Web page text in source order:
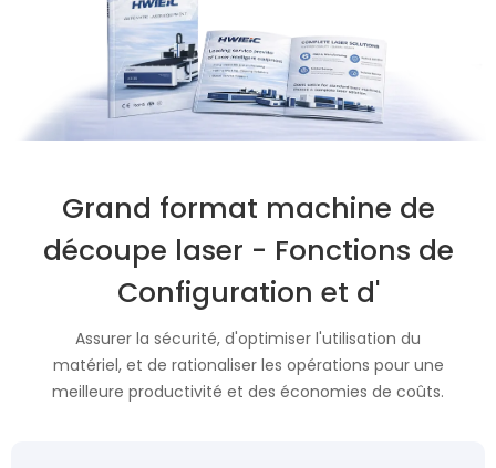
Grand format machine de
découpe laser - Fonctions de
Configuration et d'
Assurer la sécurité, d'optimiser l'utilisation du
matériel, et de rationaliser les opérations pour une
meilleure productivité et des économies de coûts.